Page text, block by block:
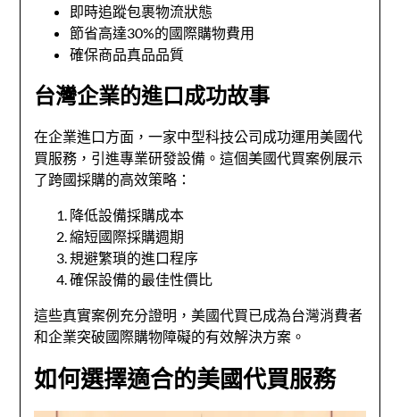
即時追蹤包裹物流狀態
節省高達30%的國際購物費用
確保商品真品品質
台灣企業的進口成功故事
在企業進口方面，一家中型科技公司成功運用美國代
買服務，引進專業研發設備。這個美國代買案例展示
了跨國採購的高效策略：
降低設備採購成本
縮短國際採購週期
規避繁瑣的進口程序
確保設備的最佳性價比
這些真實案例充分證明，美國代買已成為台灣消費者
和企業突破國際購物障礙的有效解決方案。
如何選擇適合的美國代買服務